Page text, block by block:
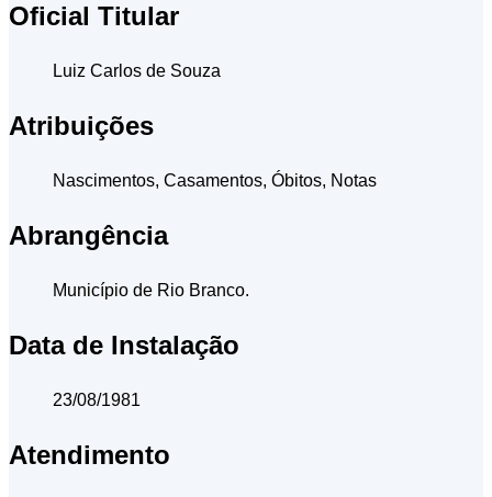
Oficial Titular
Luiz Carlos de Souza
Atribuições
Nascimentos, Casamentos, Óbitos, Notas
Abrangência
Município de Rio Branco.
Data de Instalação
23/08/1981
Atendimento